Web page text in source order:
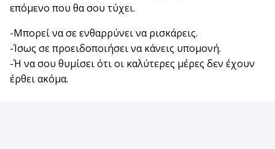
επόμενο που θα σου τύχει.
-Μπορεί να σε ενθαρρύνει να ρισκάρεις.
-Ίσως σε προειδοποιήσει να κάνεις υπομονή.
-Ή να σου θυμίσει ότι οι καλύτερες μέρες δεν έχουν
έρθει ακόμα.